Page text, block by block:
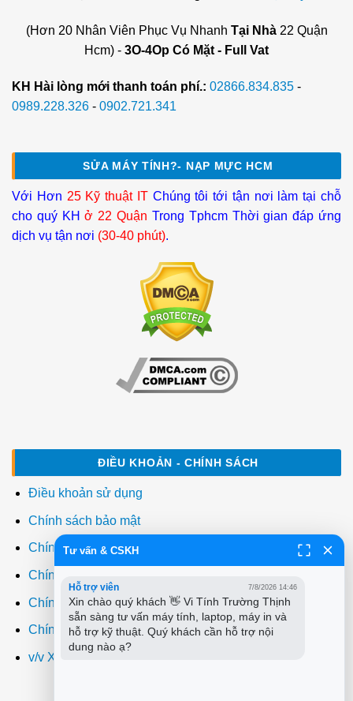
(Hơn 20 Nhân Viên Phục Vụ Nhanh Tại Nhà22 Quận
Hcm) - 3O-4Op Có Mặt - Full Vat
KH Hài lòng mới thanh toán phí.: 02866.834.835 -
0989.228.326 - 0902.721.341
SỬA MÁY TÍNH?- NẠP MỰC HCM
Với Hơn 25 Kỹ thuật ITChúng tôi tới tận nơi làm tại chỗ
cho quý KHở 22 Quận Trong Tphcm Thời gian đáp ứng
dịch vụ tận nơi (30-40 phút).
ĐIỀU KHOẢN - CHÍNH SÁCH
Điều khoản sử dụng
Chính sách bảo mật
Chính sách thanh toán
Chính sách giao hàng
Chính sách đổi trả
Chính sách bảo hành
v/v Xuất hóa đơn đỏ VAT
Tư vấn & CSKH
Hỗ trợ viên 7/8/2026 14:46
Xin chào quý khách 👋 Vi Tính Trường Thịnh
sẵn sàng tư vấn máy tính, laptop, máy in và
hỗ trợ kỹ thuật. Quý khách cần hỗ trợ nội
dung nào ạ?